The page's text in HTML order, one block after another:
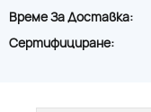
Време За Доставка:
Сертифициране: